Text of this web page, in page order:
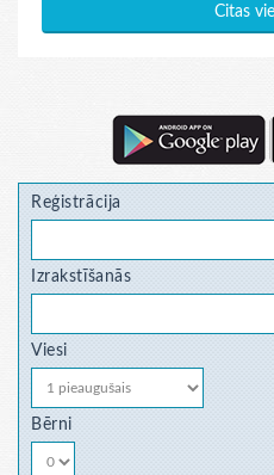
Citas
Reģistrācija
Izrakstīšanās
Viesi
Bērni